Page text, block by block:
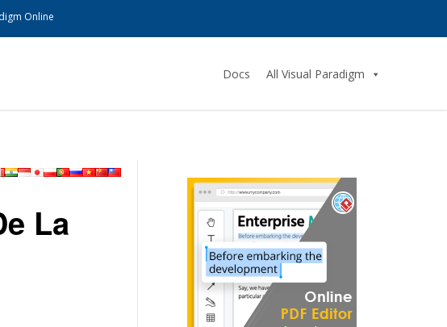
Online
Docs All Visual Paradigm
La